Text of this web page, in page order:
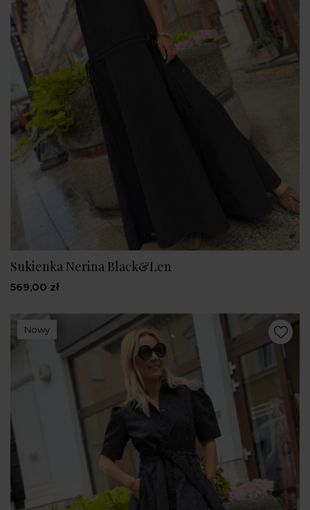
Sukienka Nerina Black&Len
569,00 zł
Nowy